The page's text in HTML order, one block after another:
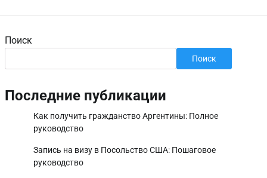
Поиск
Поиск
Последние публикации
Как получить гражданство Аргентины: Полное
руководство
Запись на визу в Посольство США: Пошаговое
руководство